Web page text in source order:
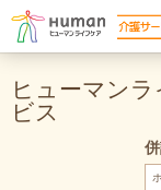
ヒューマン
ビス